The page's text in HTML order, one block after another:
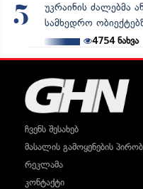
5
უკრაინის ძალებმა
სამხედრო
4754ნახვა
ჩვენს შესახებ
მასალის გამოყენების
რეკლამა
კონტაქტი